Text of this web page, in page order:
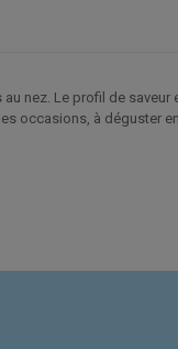
nez. Le profil de saveur
occasions, à déguster